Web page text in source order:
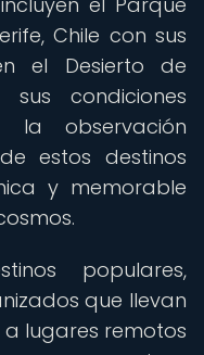
Chile con sus
el Desierto de
condiciones
la observación
estos destinos
y memorable
populares,
que llevan
lugares remotos